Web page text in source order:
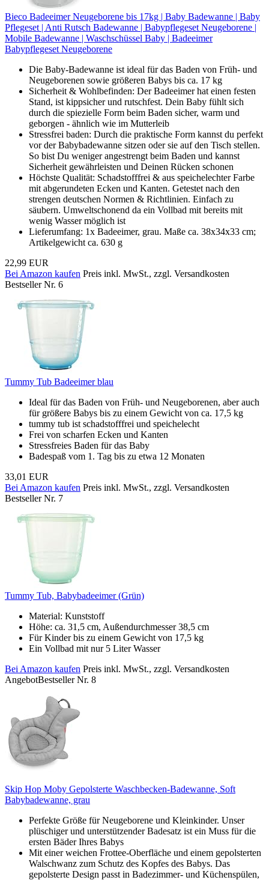
Bieco Badeeimer Neugeborene bis 17kg | Baby Badewanne | Baby
Pflegeset | Anti Rutsch Badewanne | Babypflegeset Neugeborene |
Mobile Badewanne | Waschschüssel Baby | Badeeimer
Babypflegeset Neugeborene
Die Baby-Badewanne ist ideal für das Baden von Früh- und
Neugeborenen sowie größeren Babys bis ca. 17 kg
Sicherheit & Wohlbefinden: Der Badeeimer hat einen festen
Stand, ist kippsicher und rutschfest. Dein Baby fühlt sich
durch die spiezielle Form beim Baden sicher, warm und
geborgen - ähnlich wie im Mutterleib
Stressfrei baden: Durch die praktische Form kannst du perfekt
vor der Babybadewanne sitzen oder sie auf den Tisch stellen.
So bist Du weniger angestrengt beim Baden und kannst
Sicherheit gewährleisten und Deinen Rücken schonen
Höchste Qualität: Schadstofffrei & aus speichelechter Farbe
mit abgerundeten Ecken und Kanten. Getestet nach den
strengen deutschen Normen & Richtlinien. Einfach zu
säubern. Umweltschonend da ein Vollbad mit bereits mit
wenig Wasser möglich ist
Lieferumfang: 1x Badeeimer, grau. Maße ca. 38x34x33 cm;
Artikelgewicht ca. 630 g
22,99 EUR
Bei Amazon kaufen Preis inkl. MwSt., zzgl. Versandkosten
Bestseller Nr. 6
Tummy Tub Badeeimer blau
Ideal für das Baden von Früh- und Neugeborenen, aber auch
für größere Babys bis zu einem Gewicht von ca. 17,5 kg
tummy tub ist schadstofffrei und speichelecht
Frei von scharfen Ecken und Kanten
Stressfreies Baden für das Baby
Badespaß vom 1. Tag bis zu etwa 12 Monaten
33,01 EUR
Bei Amazon kaufen Preis inkl. MwSt., zzgl. Versandkosten
Bestseller Nr. 7
Tummy Tub, Babybadeeimer (Grün)
Material: Kunststoff
Höhe: ca. 31,5 cm, Außendurchmesser 38,5 cm
Für Kinder bis zu einem Gewicht von 17,5 kg
Ein Vollbad mit nur 5 Liter Wasser
Bei Amazon kaufen Preis inkl. MwSt., zzgl. Versandkosten
AngebotBestseller Nr. 8
Skip Hop Moby Gepolsterte Waschbecken-Badewanne, Soft
Babybadewanne, grau
Perfekte Größe für Neugeborene und Kleinkinder. Unser
plüschiger und unterstützender Badesatz ist ein Muss für die
ersten Bäder Ihres Babys
Mit einer weichen Frottee-Oberfläche und einem gepolsterten
Walschwanz zum Schutz des Kopfes des Babys. Das
gepolsterte Design passt in Badezimmer- und Küchenspülen,